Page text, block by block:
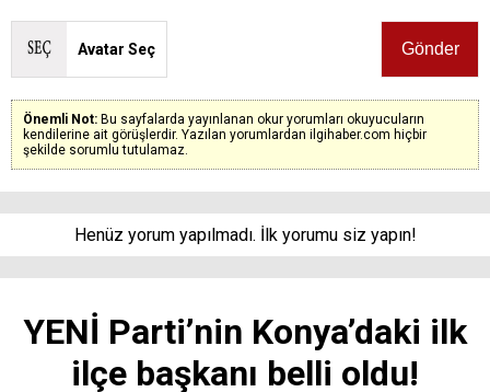
Avatar Seç
Önemli Not: Bu sayfalarda yayınlanan okur yorumları okuyucuların
kendilerine ait görüşlerdir. Yazılan yorumlardan ilgihaber.com hiçbir
şekilde sorumlu tutulamaz.
Henüz yorum yapılmadı. İlk yorumu siz yapın!
YENİ Parti’nin Konya’daki ilk
ilçe başkanı belli oldu!